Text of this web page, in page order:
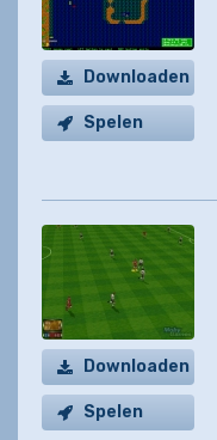
Downloaden
Spelen
Downloaden
Spelen